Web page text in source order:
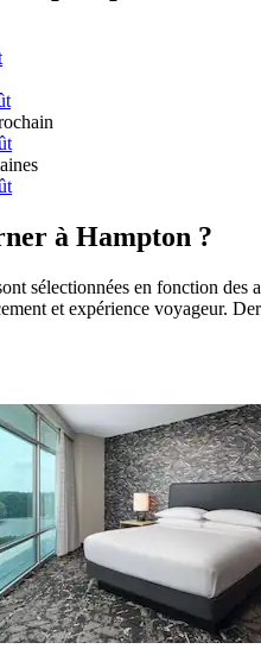
à Hampton ?
sélectionnées en fonction
et expérience voyageur.